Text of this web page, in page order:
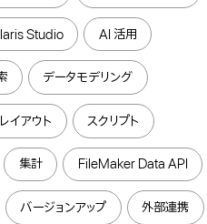
Studio AI 活用
データモデリング
レイアウト スクリプト
集計 FileMaker Data API
バージョンアップ 外部連携